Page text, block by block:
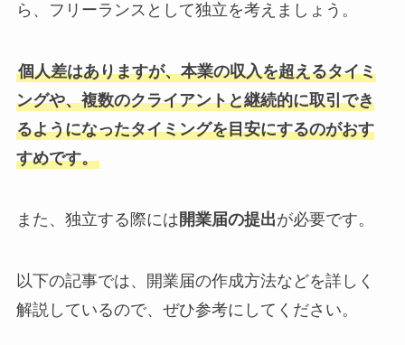
ら、フリーランスとして独立を考えましょう。
個人差はありますが、本業の収入を超えるタイミ
ングや、複数のクライアントと継続的に取引でき
るようになったタイミングを目安にするのがおす
すめです。
また、独立する際には 開業届の提出が必要です。
以下の記事では、開業届の作成方法などを詳しく
解説しているので、ぜひ参考にしてください。